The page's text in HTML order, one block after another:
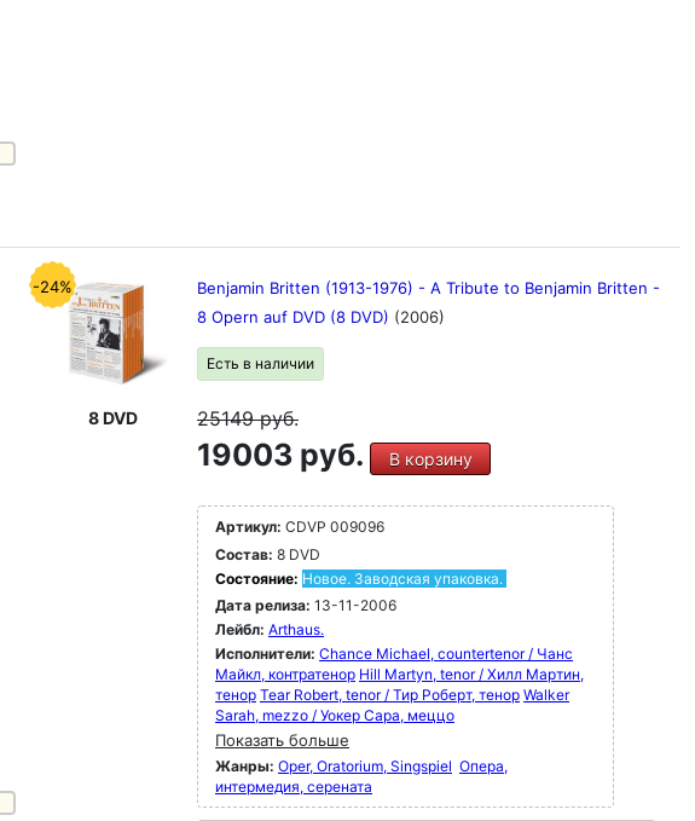
-24%
8 DVD
Benjamin Britten (1913-1976) - A Tribute to Benjamin Britten -
8 Opern auf DVD (8 DVD) (2006)
Есть в наличии
25149руб.
19003 руб. В корзину
Артикул: CDVP 009096
Состав: 8 DVD
Состояние: Новое. Заводская упаковка.
Дата релиза: 13-11-2006
Лейбл: Arthaus.
Исполнители: Chance Michael, countertenor / Чанс
Майкл, контратенор Hill Martyn, tenor / Хилл Мартин,
тенор Tear Robert, tenor / Тир Роберт, тенор Walker
Sarah, mezzo / Уокер Сара, меццо
Показать больше
Жанры: Oper, Oratorium, Singspiel Опера,
интермедия, серената